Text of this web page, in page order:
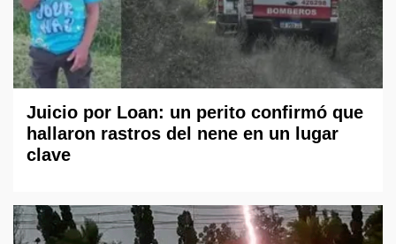
Juicio por Loan: un perito confirmó que
hallaron rastros del nene en un lugar
clave